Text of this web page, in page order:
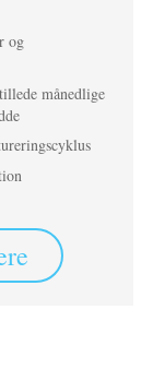
og
månedlige